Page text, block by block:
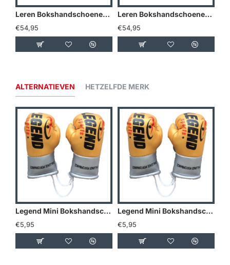
Leren Bokshandschoenen Legend Thai series Zwart - Maat: 12oz
€54,95
Leren Bokshandschoenen Legend Thai series Bruin - Maat: 12oz
€54,95
ALTERNATIEVEN HETZELFDE MERK
Legend Mini Bokshandschoenen - Goud/Geel
€5,95
Legend Mini Bokshandschoenen - Holland
€5,95